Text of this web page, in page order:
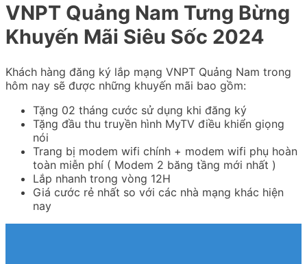
VNPT Quảng Nam Tưng Bừng
Khuyến Mãi Siêu Sốc 2024
Khách hàng đăng ký lắp mạng VNPT Quảng Nam trong
hôm nay sẽ được những khuyến mãi bao gồm:
Tặng 02 tháng cước sử dụng khi đăng ký
Tặng đầu thu truyền hình MyTV điều khiển giọng
nói
Trang bị modem wifi chính + modem wifi phụ hoàn
toàn miễn phí ( Modem 2 băng tầng mới nhất )
Lắp nhanh trong vòng 12H
Giá cước rẻ nhất so với các nhà mạng khác hiện
nay